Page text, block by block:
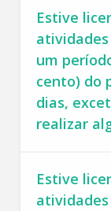
Estive
um
cento) do
dias,
realizar
Estive